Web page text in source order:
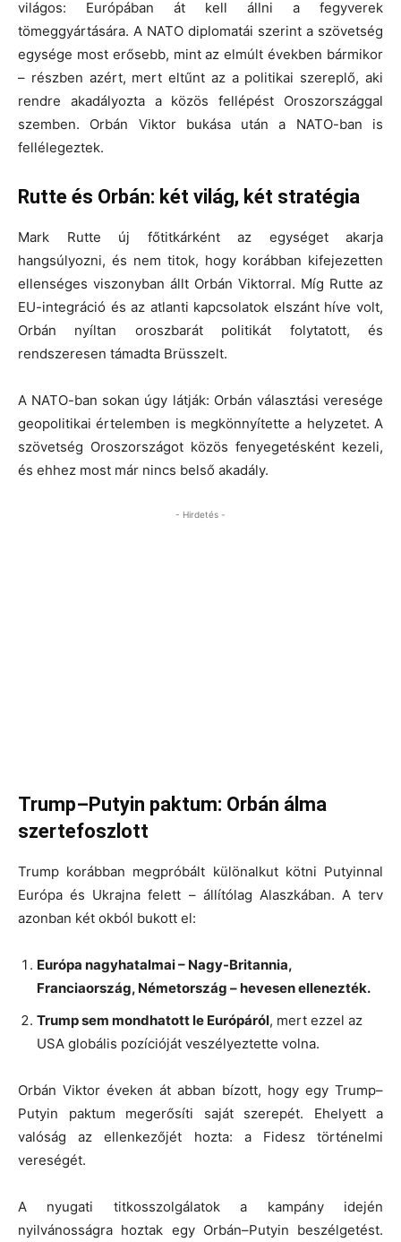
világos: Európában át kell állni a fegyverek
tömeggyártására. A NATO diplomatái szerint a szövetség
egysége most erősebb, mint az elmúlt években bármikor
– részben azért, mert eltűnt az a politikai szereplő, aki
rendre akadályozta a közös fellépést Oroszországgal
szemben. Orbán Viktor bukása után a NATO-ban is
fellélegeztek.
Rutte és Orbán: két világ, két stratégia
Mark Rutte új főtitkárként az egységet akarja
hangsúlyozni, és nem titok, hogy korábban kifejezetten
ellenséges viszonyban állt Orbán Viktorral. Míg Rutte az
EU-integráció és az atlanti kapcsolatok elszánt híve volt,
Orbán nyíltan oroszbarát politikát folytatott, és
rendszeresen támadta Brüsszelt.
A NATO-ban sokan úgy látják: Orbán választási veresége
geopolitikai értelemben is megkönnyítette a helyzetet. A
szövetség Oroszországot közös fenyegetésként kezeli,
és ehhez most már nincs belső akadály.
- Hirdetés -
Trump–Putyin paktum: Orbán álma
szertefoszlott
Trump korábban megpróbált különalkut kötni Putyinnal
Európa és Ukrajna felett – állítólag Alaszkában. A terv
azonban két okból bukott el:
Európa nagyhatalmai – Nagy-Britannia,
Franciaország, Németország – hevesen ellenezték.
Trump sem mondhatott le Európáról, mert ezzel az
USA globális pozícióját veszélyeztette volna.
Orbán Viktor éveken át abban bízott, hogy egy Trump–
Putyin paktum megerősíti saját szerepét. Ehelyett a
valóság az ellenkezőjét hozta: a Fidesz történelmi
vereségét.
A nyugati titkosszolgálatok a kampány idején
nyilvánosságra hoztak egy Orbán–Putyin beszélgetést.